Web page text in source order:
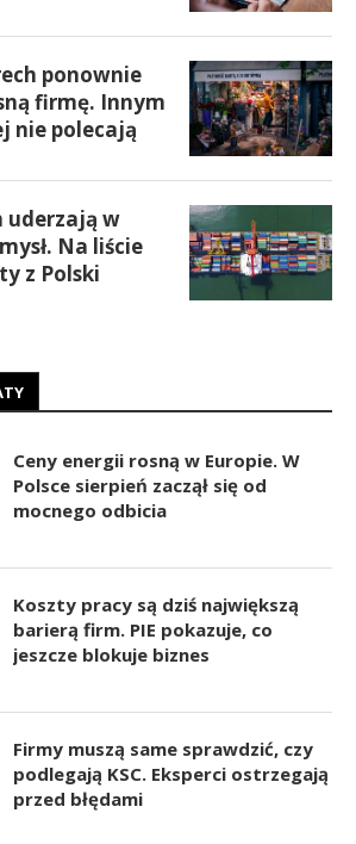
ponownie
firmę. Innym
nie polecają
uderzają w
Na liście
z Polski
Ceny energii rosną w Europie. W
Polsce sierpień zaczął się od
mocnego odbicia
Koszty pracy są dziś największą
barierą firm. PIE pokazuje, co
jeszcze blokuje biznes
Firmy muszą same sprawdzić, czy
podlegają KSC. Eksperci ostrzegają
przed błędami